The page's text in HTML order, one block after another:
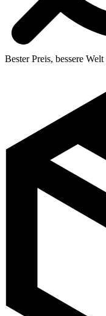
Bester Preis, bessere Welt